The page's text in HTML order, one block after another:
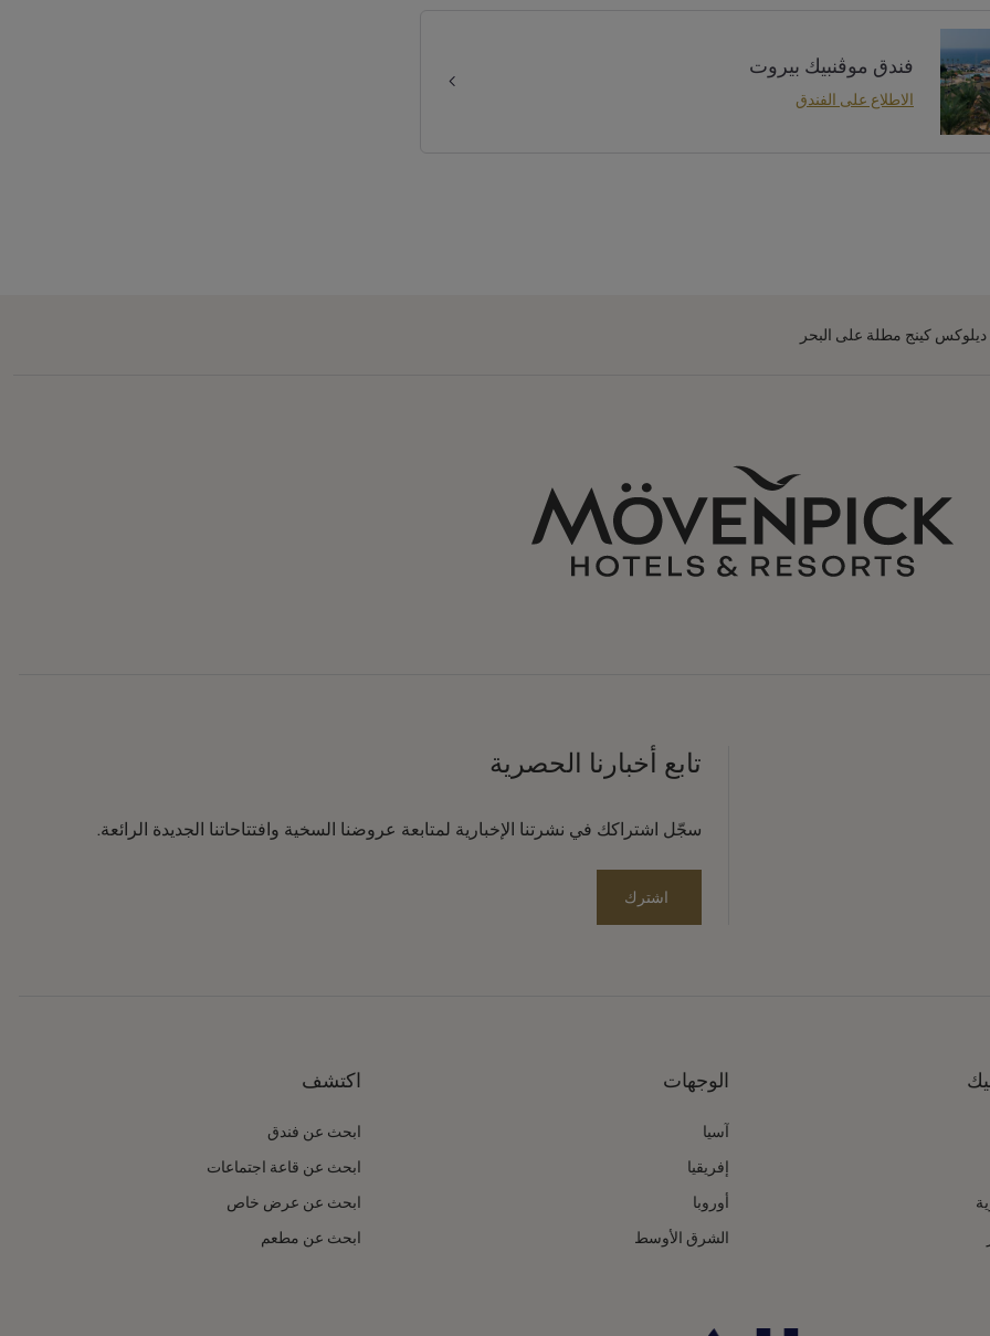
فندق موڤنبيك بيروت
الاطلاع على الفندق
ديلوكس كينج مطلة على البحر
تابع أخبارنا الحصرية
سجّل اشتراكك في نشرتنا الإخبارية لمتابعة عروضنا السخية وافتتاحاتنا الجديدة الرائعة.
اشترك
اكتشف
ابحث عن فندق
ابحث عن قاعة اجتماعات
ابحث عن عرض خاص
ابحث عن مطعم
الوجهات
آسيا
إفريقيا
أوروبا
الشرق الأوسط